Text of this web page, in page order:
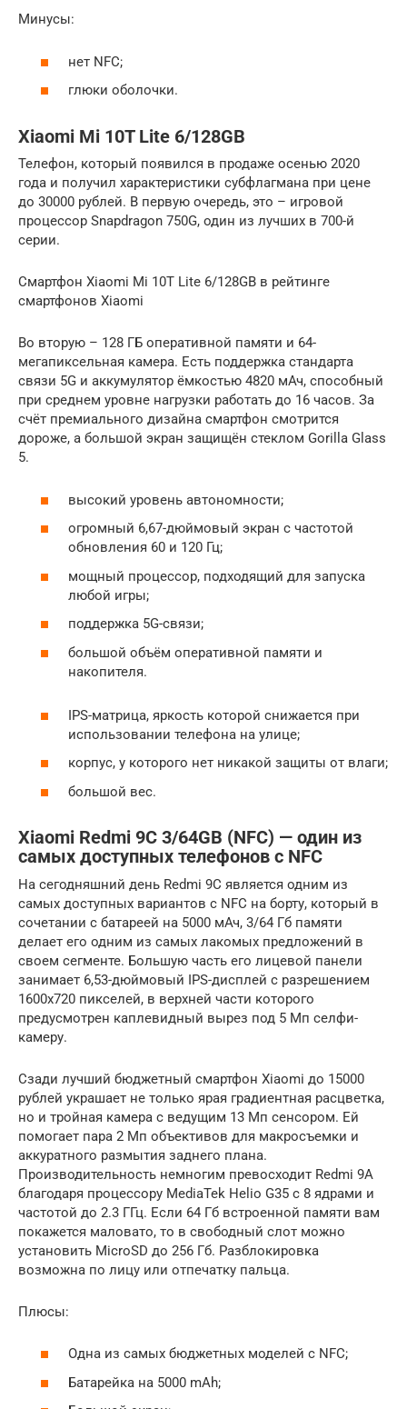
Минусы:
нет NFC;
глюки оболочки.
Xiaomi Mi 10T Lite 6/128GB
Телефон, который появился в продаже осенью 2020
года и получил характеристики субфлагмана при цене
до 30000 рублей. В первую очередь, это – игровой
процессор Snapdragon 750G, один из лучших в 700-й
серии.
Смартфон Xiaomi Mi 10T Lite 6/128GB в рейтинге
смартфонов Xiaomi
Во вторую – 128 ГБ оперативной памяти и 64-
мегапиксельная камера. Есть поддержка стандарта
связи 5G и аккумулятор ёмкостью 4820 мАч, способный
при среднем уровне нагрузки работать до 16 часов. За
счёт премиального дизайна смартфон смотрится
дороже, а большой экран защищён стеклом Gorilla Glass
5.
высокий уровень автономности;
огромный 6,67-дюймовый экран с частотой
обновления 60 и 120 Гц;
мощный процессор, подходящий для запуска
любой игры;
поддержка 5G-связи;
большой объём оперативной памяти и
накопителя.
IPS-матрица, яркость которой снижается при
использовании телефона на улице;
корпус, у которого нет никакой защиты от влаги;
большой вес.
Xiaomi Redmi 9C 3/64GB (NFC) — один из
самых доступных телефонов с NFC
На сегодняшний день Redmi 9C является одним из
самых доступных вариантов с NFC на борту, который в
сочетании с батареей на 5000 мАч, 3/64 Гб памяти
делает его одним из самых лакомых предложений в
своем сегменте. Большую часть его лицевой панели
занимает 6,53-дюймовый IPS-дисплей с разрешением
1600х720 пикселей, в верхней части которого
предусмотрен каплевидный вырез под 5 Мп селфи-
камеру.
Сзади лучший бюджетный смартфон Xiaomi до 15000
рублей украшает не только ярая градиентная расцветка,
но и тройная камера с ведущим 13 Мп сенсором. Ей
помогает пара 2 Мп объективов для макросъемки и
аккуратного размытия заднего плана.
Производительность немногим превосходит Redmi 9A
благодаря процессору MediaTek Helio G35 с 8 ядрами и
частотой до 2.3 ГГц. Если 64 Гб встроенной памяти вам
покажется маловато, то в свободный слот можно
установить MicroSD до 256 Гб. Разблокировка
возможна по лицу или отпечатку пальца.
Плюсы:
Одна из самых бюджетных моделей с NFC;
Батарейка на 5000 mAh;